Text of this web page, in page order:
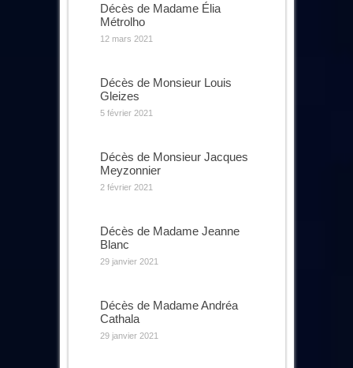
Décès de Madame Élia
Métrolho
12 mars 2021
Décès de Monsieur Louis
Gleizes
5 février 2021
Décès de Monsieur Jacques
Meyzonnier
2 février 2021
Décès de Madame Jeanne
Blanc
29 janvier 2021
Décès de Madame Andréa
Cathala
29 janvier 2021